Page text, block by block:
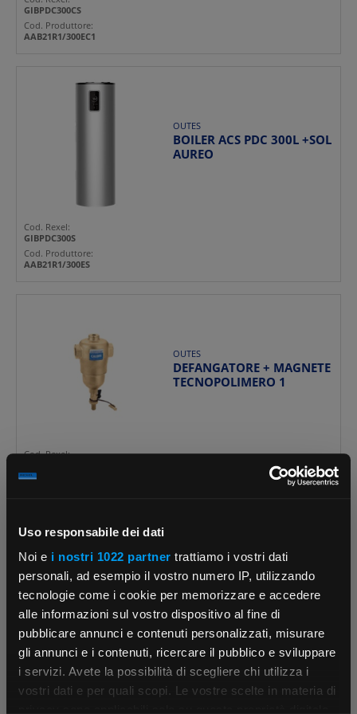
Uso responsabile dei dati
Noi e i nostri 1022 partner trattiamo i vostri dati
personali, ad esempio il vostro numero IP, utilizzando
tecnologie come i cookie per memorizzare e accedere
alle informazioni sul vostro dispositivo al fine di
pubblicare annunci e contenuti personalizzati, misurare
gli annunci e i contenuti, ricercare il pubblico e sviluppare
i servizi. Avete la possibilità di scegliere chi utilizza i
vostri dati e per quali scopi. Le vostre scelte in materia di
×
GIBPDC300CS
Cod. Produttore:
AAB21R1/300EC1
OUTES
BOILER ACS PDC 300L +SOL
AUREO
Cod. Rexel:
GIBPDC300S
Cod. Produttore:
AAB21R1/300ES
OUTES
DEFANGATORE + MAGNETE
TECNOPOLIMERO 1
Cod. Rexel:
Cod. Produttore:
OUTES
DEFANGATORE + MAGNETE
TECNOPOLIMERO 3/4
GIDEFMAG3/4CAL